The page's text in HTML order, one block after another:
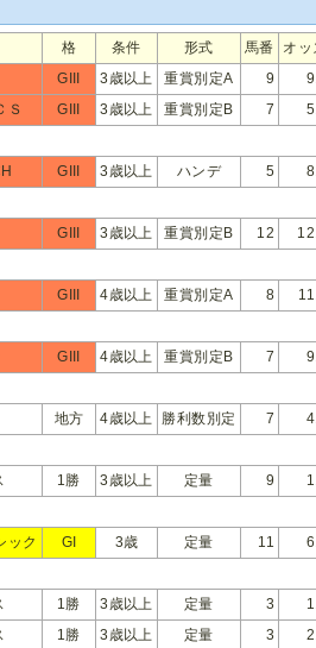
格 条件 形式 馬番 オッ
GIII 3歳以上 重賞別定A 9
Ｓ GIII 3歳以上 重賞別定B 7
GIII 3歳以上 ハンデ 5
GIII 3歳以上 重賞別定B 12
GIII 4歳以上 重賞別定A 8
GIII 4歳以上 重賞別定B 7
地方 4歳以上 勝利数別定 7
1勝 3歳以上 定量 9
ック GI 3歳 定量 11
1勝 3歳以上 定量 3
1勝 3歳以上 定量 3